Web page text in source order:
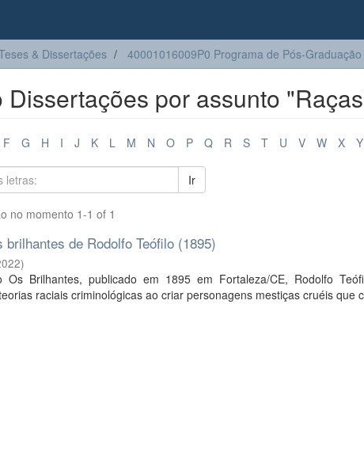
& Dissertações 40001016009P0 Programa de Pós-
Dissertações por assunto
F G H I J K L M N O P Q R S T U V W X Y
Ir
no momento 1-1 of 1
de Rodolfo Teófilo (1895)
)
Os Brilhantes, publicado em 1895 em Fortaleza/CE, Rodolfo
raciais criminológicas ao criar personagens mestiças cruéis que